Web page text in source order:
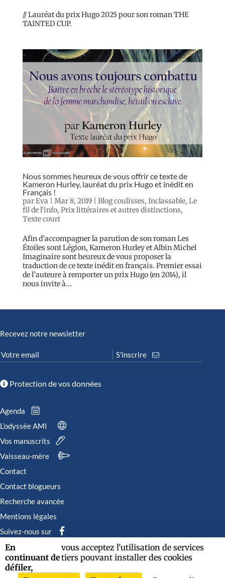
// Lauréat du prix Hugo 2025 pour son roman THE
TAINTED CUP.
Nous sommes heureux de vous offrir ce texte de
Kameron Hurley, lauréat du prix Hugo et inédit en
Français !
parEva Mar 8, 2019| Blog coulisses, Inclassable, Le
fil de l'info, Prix littéraires et autres distinctions,
Texte court
Afin d’accompagner la parution de son roman Les
Étoiles sont Légion, Kameron Hurley et Albin Michel
Imaginaire sont heureux de vous proposer la
traduction de ce texte inédit en français. Premier essai
de l’auteure à remporter un prix Hugo (en 2014), il
nous invite à...
Recevez notre newsletter
Protection de vos données
Agenda
L’odyssée AMI
Vos manuscrits
Vaisseau-mère
Contact
Contact blogueurs
Recherche avancée
Mentions légales
Suivez-nous sur
En
continuant de
défiler,
vous acceptez l'utilisation de services
tiers pouvant installer des cookies